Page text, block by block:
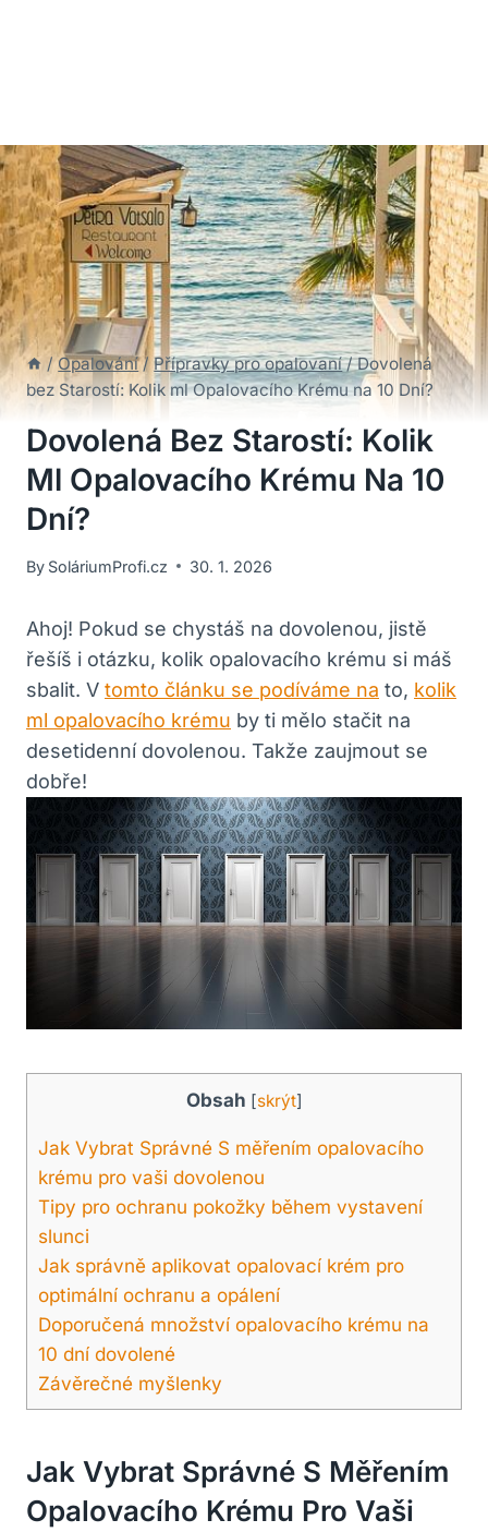
/ Opalování / Přípravky pro opalovaní / Dovolená
bez Starostí: Kolik ml Opalovacího Krému na 10 Dní?
Dovolená Bez Starostí: Kolik
Ml Opalovacího Krému Na 10
Dní?
By SoláriumProfi.cz 30. 1. 2026
Ahoj! Pokud se chystáš na dovolenou, jistě
řešíš i otázku, kolik opalovacího krému si máš
sbalit. V tomto článku se podíváme na to, kolik
ml opalovacího krému by ti mělo stačit na
desetidenní dovolenou. Takže zaujmout se
dobře!
Obsah [skrýt]
Jak Vybrat Správné S měřením opalovacího
krému pro vaši dovolenou
Tipy pro ochranu pokožky během vystavení
slunci
Jak správně aplikovat opalovací krém pro
optimální ochranu a opálení
Doporučená množství opalovacího krému na
10 dní dovolené
Závěrečné myšlenky
Jak Vybrat Správné S Měřením
Opalovacího Krému Pro Vaši